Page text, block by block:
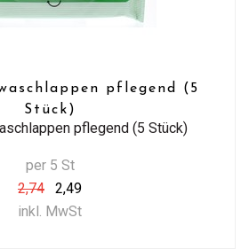
pflegend (5
Stück)
pflegend (5 Stück)
per 5 St
2,74
2,49
inkl. MwSt